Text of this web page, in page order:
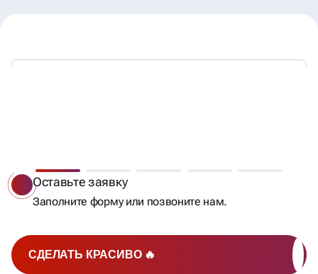
СДЕЛАТЬ КРАСИВО 🔥
Оставьте заявку
Заполните форму или позвоните нам.